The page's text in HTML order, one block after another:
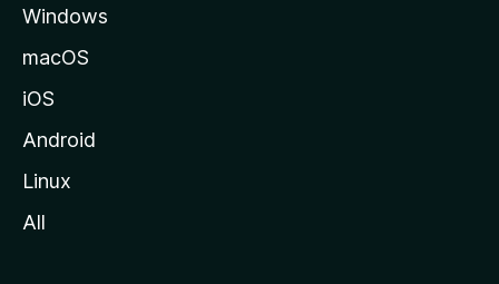
a
Windows
macOS
iOS
Android
Linux
All